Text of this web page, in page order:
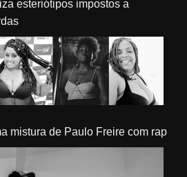
esteriótipos impostos a
mistura de Paulo Freire com rap